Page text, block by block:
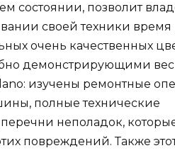
состоянии, позволит
своей техники время
очень качественных
демонстрирующими
изучены ремонтные
полные технические
неполадок,
повреждений. Также